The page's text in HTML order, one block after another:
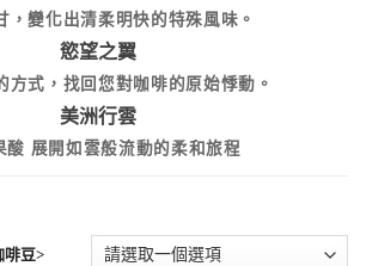
，變化出清柔明快的特殊風味。
慾望之翼
方式，找回您對咖啡的原始悸動。
美洲行雲
酸 展開如雲般流動的柔和旅程
啡豆>